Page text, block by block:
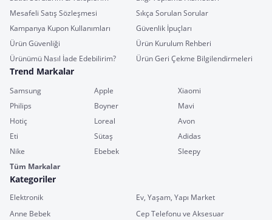
Mesafeli Satış Sözleşmesi
Sıkça Sorulan Sorular
Kampanya Kupon Kullanımları
Güvenlik İpuçları
Ürün Güvenliği
Ürün Kurulum Rehberi
Ürünümü Nasıl İade Edebilirim?
Ürün Geri Çekme Bilgilendirmeleri
Trend Markalar
Samsung Apple
Xiaomi
Philips
Boyner
Mavi
Hotiç
Loreal
Avon
Eti
Sütaş
Adidas
Nike
Ebebek
Sleepy
Tüm Markalar
Kategoriler
Elektronik
Ev, Yaşam, Yapı Market
Anne Bebek
Cep Telefonu ve Aksesuar